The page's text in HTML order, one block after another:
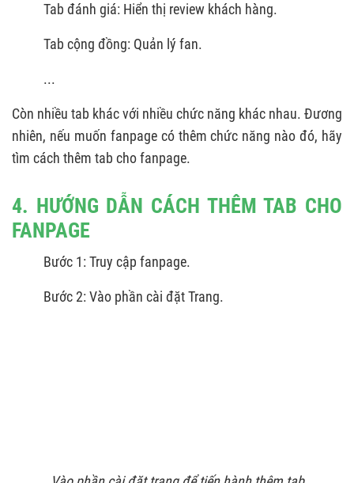
Tab đánh giá: Hiển thị review khách hàng.
Tab cộng đồng: Quản lý fan.
...
Còn nhiều tab khác với nhiều chức năng khác nhau. Đương
nhiên, nếu muốn fanpage có thêm chức năng nào đó, hãy
tìm cách thêm tab cho fanpage.
4. HƯỚNG DẪN CÁCH THÊM TAB CHO
FANPAGE
Bước 1: Truy cập fanpage.
Bước 2: Vào phần cài đặt Trang.